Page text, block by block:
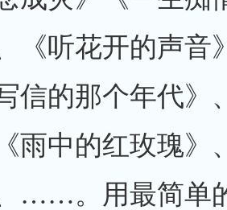
《听花开的声音
信的那个年代》
雨中的红玫瑰》
……。用最简单